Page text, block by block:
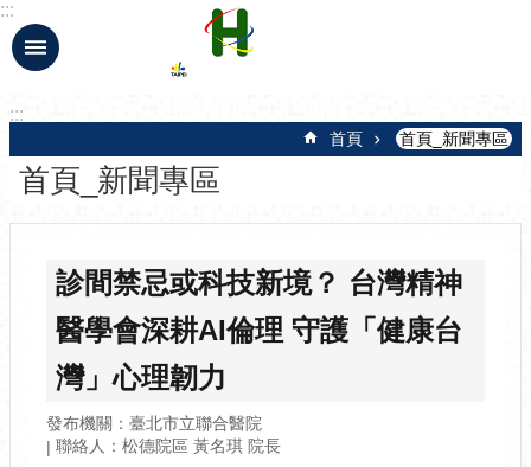
跳到主要內容區塊
:::
:::
首頁 首頁_新聞專區
首頁_新聞專區
診間禁忌或科技新境？ 台灣精神
醫學會深耕AI倫理 守護「健康台
灣」心理韌力
發布機關：臺北市立聯合醫院
聯絡人：松德院區 黃名琪 院長